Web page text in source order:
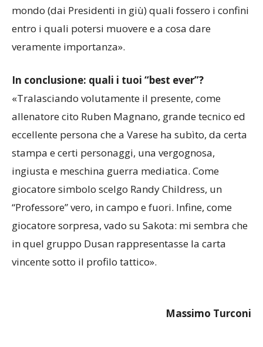
mondo (dai Presidenti in giù) quali fossero i confini
entro i quali potersi muovere e a cosa dare
veramente importanza».
In conclusione: quali i tuoi “best ever”?
«Tralasciando volutamente il presente, come
allenatore cito Ruben Magnano, grande tecnico ed
eccellente persona che a Varese ha subìto, da certa
stampa e certi personaggi, una vergognosa,
ingiusta e meschina guerra mediatica. Come
giocatore simbolo scelgo Randy Childress, un
“Professore” vero, in campo e fuori. Infine, come
giocatore sorpresa, vado su Sakota: mi sembra che
in quel gruppo Dusan rappresentasse la carta
vincente sotto il profilo tattico».
Massimo Turconi